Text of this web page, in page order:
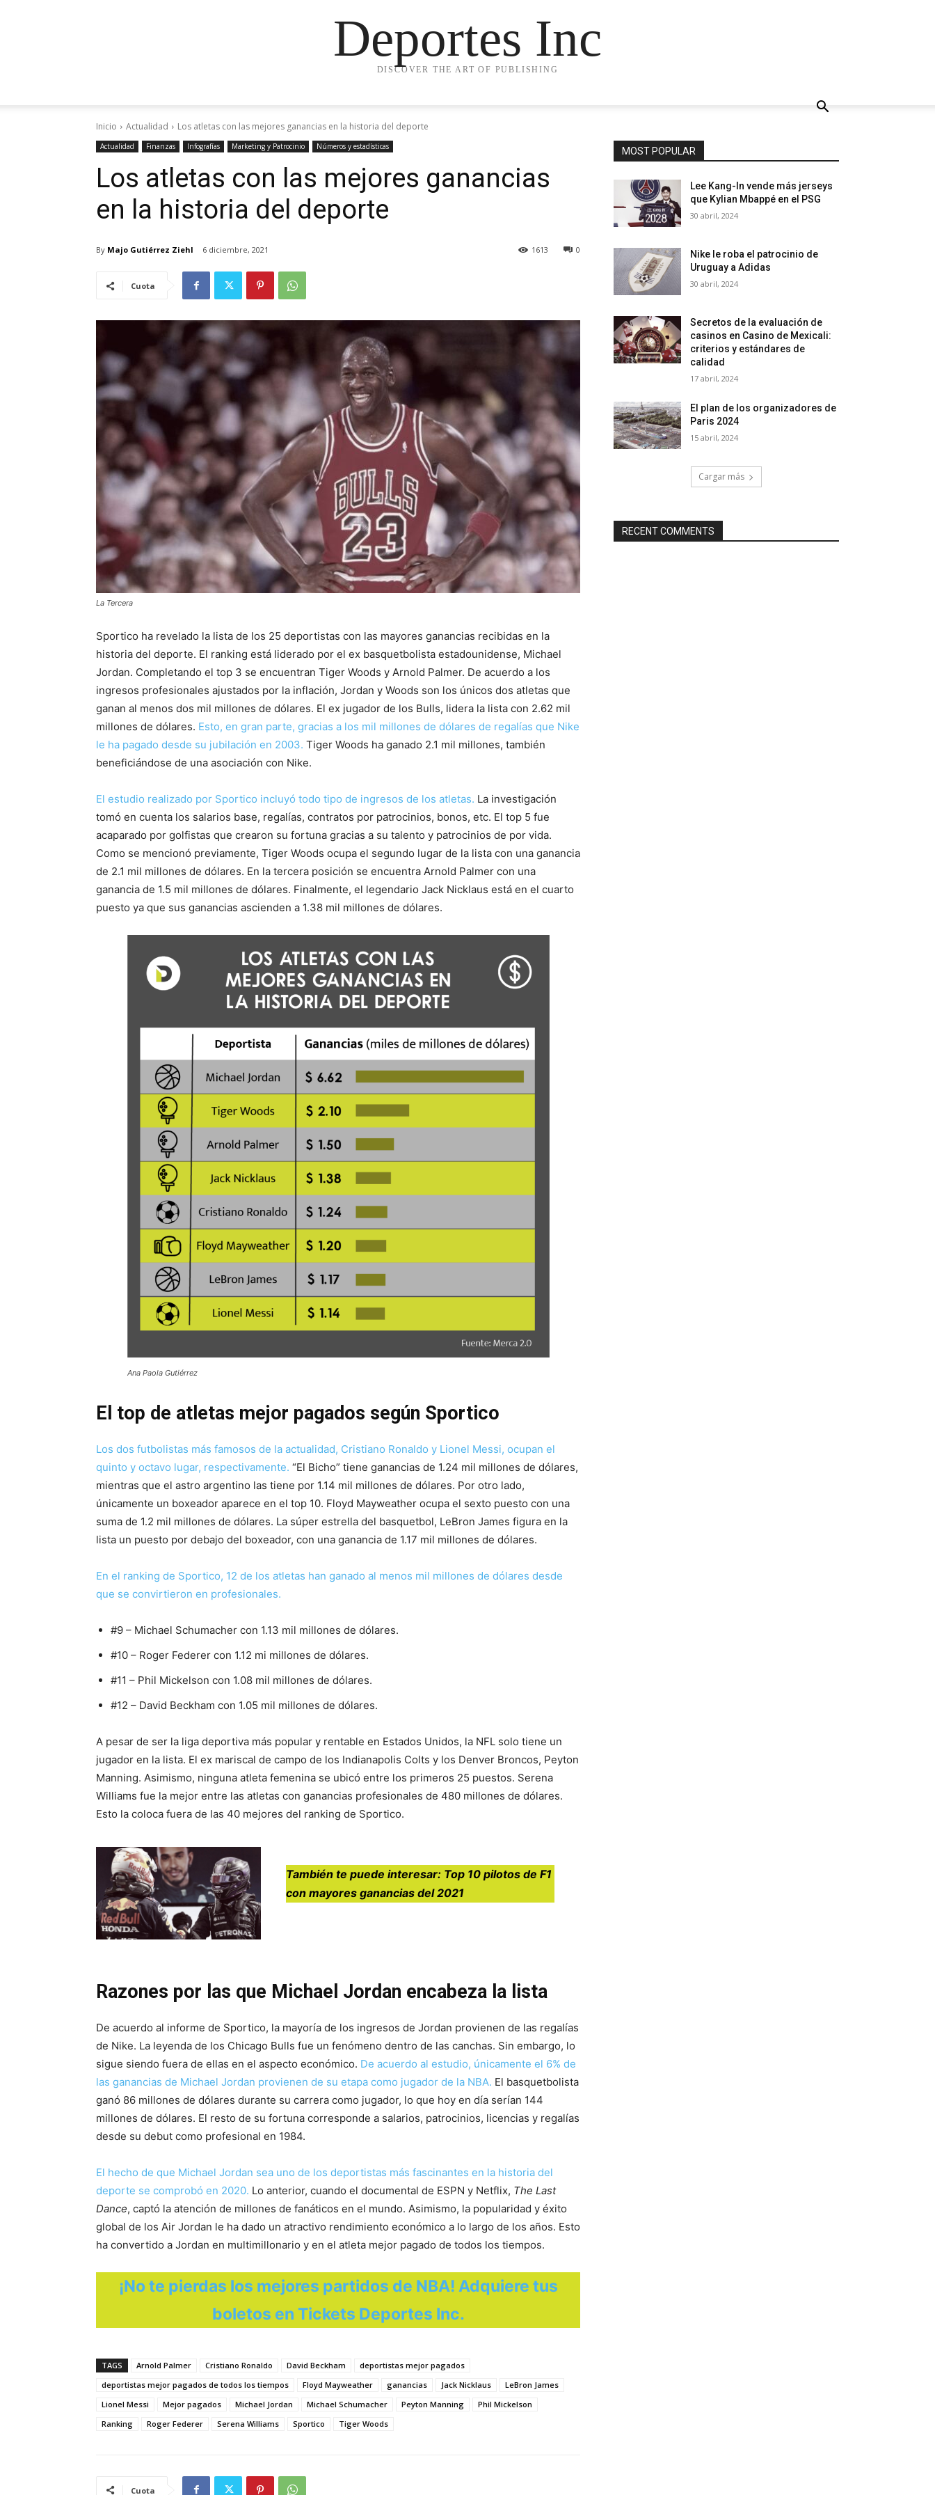
Deportes Inc
DISCOVER THE ART OF PUBLISHING
Inicio Actualidad Los atletas con las mejores ganancias en la historia del deporte
Actualidad Finanzas Infografías Marketing y Patrocinio Números y estadísticas
Los atletas con las mejores ganancias
en la historia del deporte
By Majo Gutiérrez Ziehl 6 diciembre, 2021 0
1613
Cuota
La Tercera
Sportico ha revelado la lista de los 25 deportistas con las mayores ganancias recibidas en la
historia del deporte. El ranking está liderado por el ex basquetbolista estadounidense, Michael
Jordan. Completando el top 3 se encuentran Tiger Woods y Arnold Palmer. De acuerdo a los
ingresos profesionales ajustados por la inflación, Jordan y Woods son los únicos dos atletas que
ganan al menos dos mil millones de dólares. El ex jugador de los Bulls, lidera la lista con 2.62 mil
millones de dólares. Esto, en gran parte, gracias a los mil millones de dólares de regalías que Nike
le ha pagado desde su jubilación en 2003. Tiger Woods ha ganado 2.1 mil millones, también
beneficiándose de una asociación con Nike.
El estudio realizado por Sportico incluyó todo tipo de ingresos de los atletas. La investigación
tomó en cuenta los salarios base, regalías, contratos por patrocinios, bonos, etc. El top 5 fue
acaparado por golfistas que crearon su fortuna gracias a su talento y patrocinios de por vida.
Como se mencionó previamente, Tiger Woods ocupa el segundo lugar de la lista con una ganancia
de 2.1 mil millones de dólares. En la tercera posición se encuentra Arnold Palmer con una
ganancia de 1.5 mil millones de dólares. Finalmente, el legendario Jack Nicklaus está en el cuarto
puesto ya que sus ganancias ascienden a 1.38 mil millones de dólares.
Ana Paola Gutiérrez
El top de atletas mejor pagados según Sportico
Los dos futbolistas más famosos de la actualidad, Cristiano Ronaldo y Lionel Messi, ocupan el
quinto y octavo lugar, respectivamente. “El Bicho” tiene ganancias de 1.24 mil millones de dólares,
mientras que el astro argentino las tiene por 1.14 mil millones de dólares. Por otro lado,
únicamente un boxeador aparece en el top 10. Floyd Mayweather ocupa el sexto puesto con una
suma de 1.2 mil millones de dólares. La súper estrella del basquetbol, LeBron James figura en la
lista un puesto por debajo del boxeador, con una ganancia de 1.17 mil millones de dólares.
En el ranking de Sportico, 12 de los atletas han ganado al menos mil millones de dólares desde
que se convirtieron en profesionales.
#9 – Michael Schumacher con 1.13 mil millones de dólares.
#10 – Roger Federer con 1.12 mi millones de dólares.
#11 – Phil Mickelson con 1.08 mil millones de dólares.
#12 – David Beckham con 1.05 mil millones de dólares.
A pesar de ser la liga deportiva más popular y rentable en Estados Unidos, la NFL solo tiene un
jugador en la lista. El ex mariscal de campo de los Indianapolis Colts y los Denver Broncos, Peyton
Manning. Asimismo, ninguna atleta femenina se ubicó entre los primeros 25 puestos. Serena
Williams fue la mejor entre las atletas con ganancias profesionales de 480 millones de dólares.
Esto la coloca fuera de las 40 mejores del ranking de Sportico.
También te puede interesar: Top 10 pilotos de F1
con mayores ganancias del 2021
Razones por las que Michael Jordan encabeza la lista
De acuerdo al informe de Sportico, la mayoría de los ingresos de Jordan provienen de las regalías
de Nike. La leyenda de los Chicago Bulls fue un fenómeno dentro de las canchas. Sin embargo, lo
sigue siendo fuera de ellas en el aspecto económico. De acuerdo al estudio, únicamente el 6% de
las ganancias de Michael Jordan provienen de su etapa como jugador de la NBA. El basquetbolista
ganó 86 millones de dólares durante su carrera como jugador, lo que hoy en día serían 144
millones de dólares. El resto de su fortuna corresponde a salarios, patrocinios, licencias y regalías
desde su debut como profesional en 1984.
El hecho de que Michael Jordan sea uno de los deportistas más fascinantes en la historia del
deporte se comprobó en 2020. Lo anterior, cuando el documental de ESPN y Netflix, The Last
Dance, captó la atención de millones de fanáticos en el mundo. Asimismo, la popularidad y éxito
global de los Air Jordan le ha dado un atractivo rendimiento económico a lo largo de los años. Esto
ha convertido a Jordan en multimillonario y en el atleta mejor pagado de todos los tiempos.
¡No te pierdas los mejores partidos de NBA! Adquiere tus
boletos en Tickets Deportes Inc.
TAGS Arnold Palmer Cristiano Ronaldo David Beckham
deportistas mejor pagados
deportistas mejor pagados de todos los tiempos
Floyd Mayweather ganancias Jack Nicklaus
LeBron James
Lionel Messi
Mejor pagados Michael Jordan Michael Schumacher Peyton Manning
Phil Mickelson
Ranking
Roger Federer Serena Williams Sportico Tiger Woods
Cuota
MOST POPULAR
Lee Kang-In vende más jerseys
que Kylian Mbappé en el PSG
30 abril, 2024
Nike le roba el patrocinio de
Uruguay a Adidas
30 abril, 2024
Secretos de la evaluación de
casinos en Casino de Mexicali:
сriterios y estándares de
calidad
17 abril, 2024
El plan de los organizadores de
Paris 2024
15 abril, 2024
Cargar más
RECENT COMMENTS